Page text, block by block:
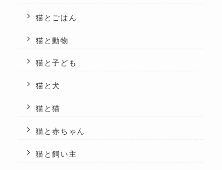
猫とごはん
猫と動物
猫と子ども
猫と犬
猫と猫
猫と赤ちゃん
猫と飼い主